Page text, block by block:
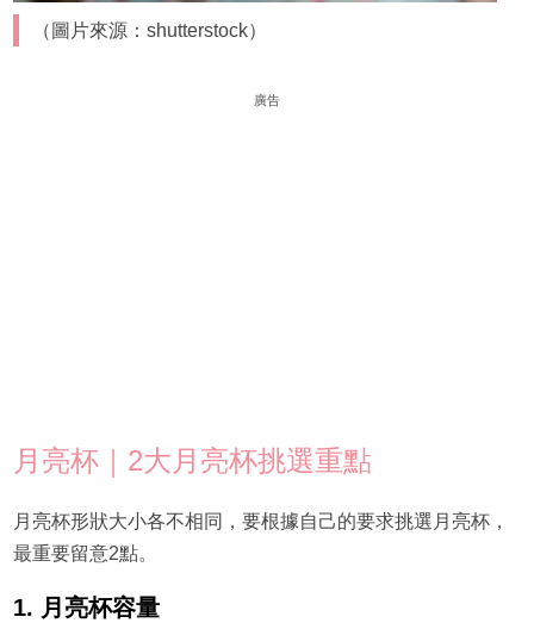
（圖片來源：shutterstock）
廣告
月亮杯｜2大月亮杯挑選重點
月亮杯形狀大小各不相同，要根據自己的要求挑選月亮杯，
最重要留意2點。
1. 月亮杯容量